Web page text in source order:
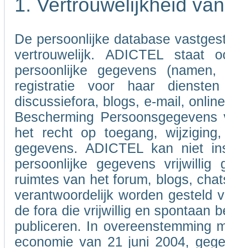
1. Vertrouwelijkheid
De persoonlijke database
vertrouwelijk. ADICTEL staat
persoonlijke gegevens
registratie voor haar
discussiefora, blogs, e-mail,
Bescherming
het recht op toegang,
gegevens. ADICTEL kan niet
persoonlijke gegevens
ruimtes van het forum, blogs,
verantwoordelijk worden gesteld
de fora die vrijwillig en spontaan
publiceren. In overeenstemming
economie van 21 juni 2004,